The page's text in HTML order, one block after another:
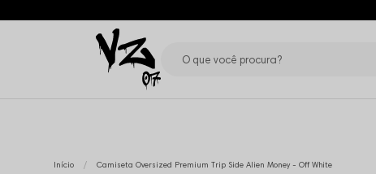
Início Camiseta Oversized Premium Trip Side Alien Money - Off White